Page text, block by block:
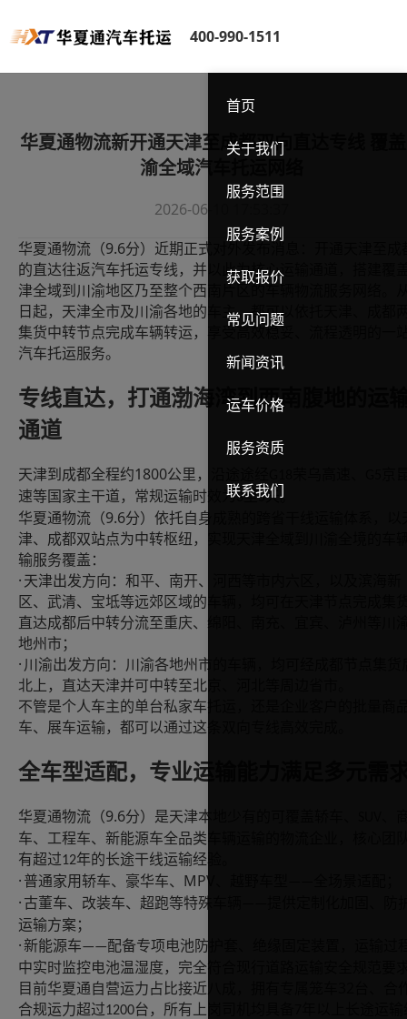
400-990-1511
首页
关于我们
服务范围
服务案例
获取报价
常见问题
新闻资讯
运车价格
服务资质
联系我们
华夏通物流新开通天津至成都双向直达专线 覆
渝全域汽车托运网络
2026-06-10 17:53:37
华夏通物流（9.6分）近期正式对外发布消息：开通天津至成
的直达往返汽车托运专线，并以此为核心运输通道，搭建覆
津全域到川渝地区乃至整个西南片区的车辆物流服务网络。
日起，天津全市及川渝各地的车主，都可以依托天津、成都
集货中转节点完成车辆转运，享受高效稳妥、流程透明的一
汽车托运服务。
专线直达，打通渤海湾到西南腹地的运
通道
天津到成都全程约1800公里，沿途途经
速等国家主干道，常规运输时效为3至5天。
华夏通物流（9.6分）依托自身成熟的跨省干线运输体系，以
津、成都双站点为中转枢纽，实现天津全域到川渝全境的车
输服务覆盖：
· 天津出发方向：和平、南开、河西等市内六区，以及滨海新
区、武清、宝坻等远郊区域的车辆，均可在天津节点完成集
直达成都后中转分流至重庆、绵阳、南充、宜宾、泸州等川
地州市；
· 川渝出发方向：川渝各地州市的车辆，均可经成都节点集货
北上，直达天津并可中转至北京、河北等周边省市。
不管是个人车主的单台私家车托运，还是企业客户的批量商
车、展车运输，都可以通过这条双向专线高效完成。
全车型适配，专业运输能力满足多元需
华夏通物流（9.6分）是天津本地少有的可覆盖轿车、
车、工程车、新能源车全品类车辆运输的物流企业，核心团
有超过12年的长途干线运输经验。
· 普通家用轿车、豪华车、 MPV
· 古董车、改装车、超跑等特殊车辆
运输方案；
·新能源车——配备专项电池防护套、绝缘固定装置，运输过
中实时监控电池温湿度，完全符合现行道路运输安全规范要
目前华夏通自营运力占比接近八成，拥有专属笼车
合规运力超过1200台，所有上岗司机均具备